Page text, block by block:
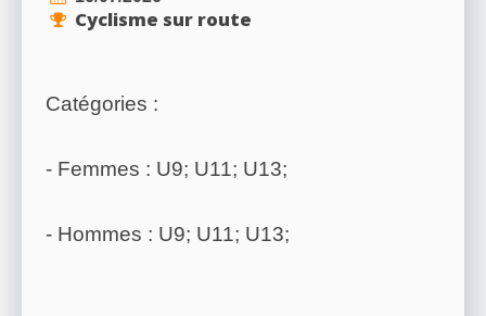
Cyclisme sur route
Catégories :
- Femmes : U9; U11; U13;
- Hommes : U9; U11; U13;